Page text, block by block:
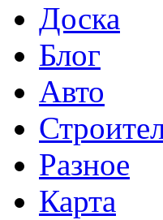
Доска
Блог
Авто
Разное
Карта